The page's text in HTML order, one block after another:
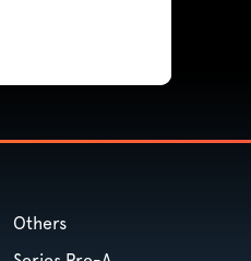
Others